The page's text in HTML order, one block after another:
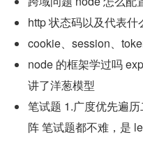
http 状态码以及代表什
cookie、session、
node 的框架学过吗
讲了洋葱模型
笔试题 1.广度优先遍
阵 笔试题都不难，是